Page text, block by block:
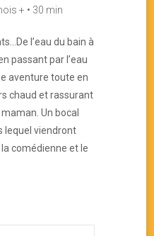
+ • 30 min
l’eau du bain à
passant par l’eau
aventure toute en
chaud et rassurant
Un bocal
lequel viendront
comédienne et le